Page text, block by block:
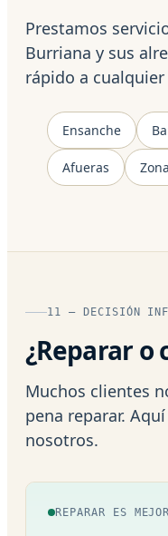
Prestamos
Burriana y sus
rápido a
Ensanche
Afueras
11 — DECISIÓN
¿Reparar o
Muchos clientes
pena reparar.
nosotros.
REPARAR ES